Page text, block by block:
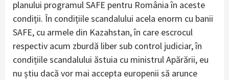
planului programul SAFE pentru România în aceste
condiții. În condițiile scandalului acela enorm cu banii
SAFE, cu armele din Kazahstan, în care escrocul
respectiv acum zburdă liber sub control judiciar, în
condițiile scandalului ăstuia cu ministrul Apărării, eu
nu știu dacă vor mai accepta europenii să arunce